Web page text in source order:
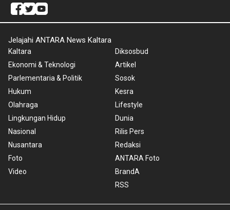
Jelajahi ANTARA News Kaltara
Kaltara
Ekonomi & Teknologi
Parlementaria & Politik
Hukum
Olahraga
Lingkungan Hidup
Nasional
Nusantara
Foto
Video
Diksosbud
Artikel
Sosok
Kesra
Lifestyle
Dunia
Rilis Pers
Redaksi
ANTARA Foto
BrandA
RSS